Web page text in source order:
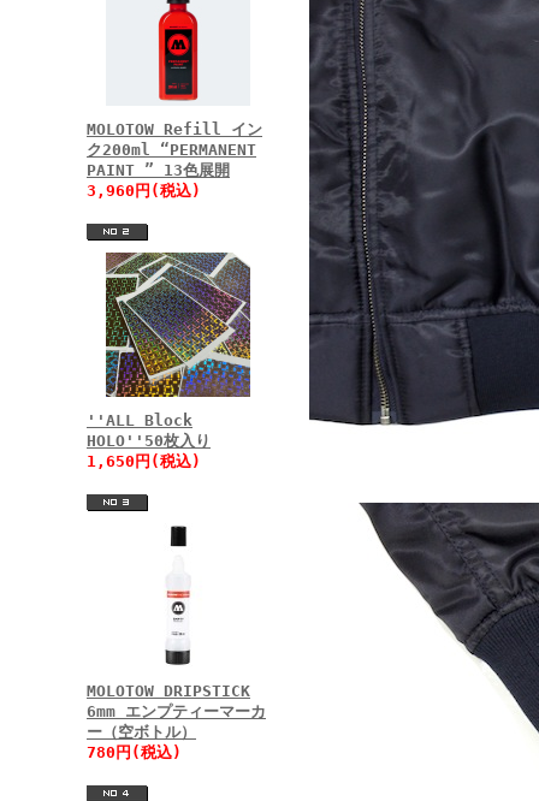
MOLOTOW Refill イン
ク200ml “PERMANENT
PAINT ” 13色展開
3,960円(税込)
''ALL Block
HOLO''50枚入り
1,650円(税込)
MOLOTOW DRIPSTICK
6mm エンプティーマーカ
ー（空ボトル）
780円(税込)